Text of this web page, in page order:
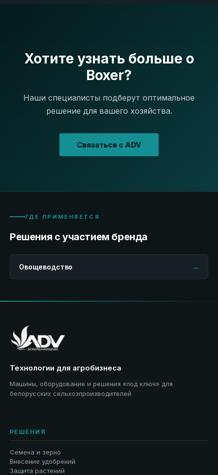
Хотите узнать больше о
Boxer?
Наши специалисты подберут оптимальное
решение для вашего хозяйства.
Связаться с ADV
ГДЕ ПРИМЕНЯЕТСЯ
Решения с участием бренда
Овощеводство →
Технологии для агробизнеса
Машины, оборудование и решения «под ключ» для
белорусских сельхозпроизводителей
РЕШЕНИЯ
Семена и зерно
Внесение удобрений
Защита растений